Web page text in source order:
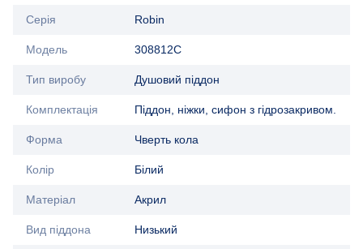
Серія Robin
Модель 308812C
Тип виробу Душовий піддон
Комплектація Піддон, ніжки, сифон з гідрозакривом.
Форма Чверть кола
Колір Білий
Матеріал Акрил
Вид піддона Низький